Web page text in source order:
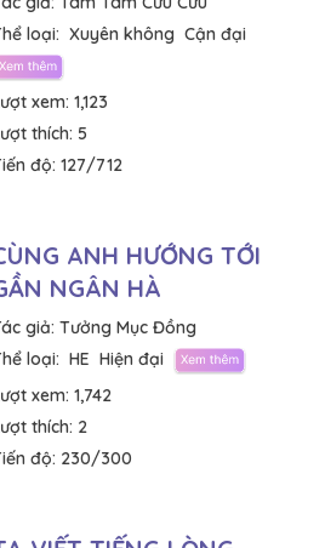
loại: Xuyên không Cận đại
xem: 1,123
thích: 5
độ: 127/712
ANH HƯỚNG TỚI
NGÂN HÀ
giả: Tưởng Mục Đồng
loại: HE Hiện đại
xem: 1,742
thích: 2
độ: 230/300